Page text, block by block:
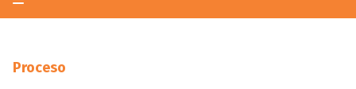
Proceso